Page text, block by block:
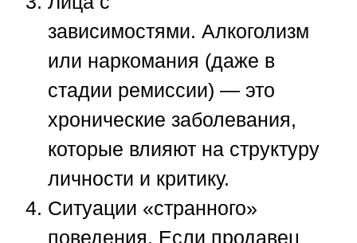
зависимостями. Алкоголизм
или наркомания (даже в
стадии ремиссии) — это
хронические заболевания,
которые влияют на структуру
личности и критику.
Ситуации «странного»
поведения. Если продавец